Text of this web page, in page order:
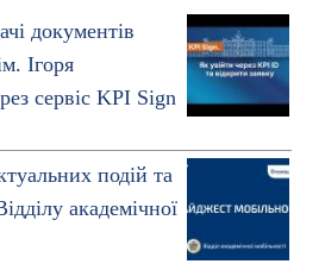
документів
Ігоря
сервіс KPI Sign
подій та
академічної